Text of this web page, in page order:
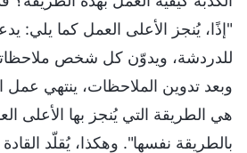
"إذًا، يُنجز الأعلى العمل كما يلي:
للدردشة، ويدوّن كل شخص
وبعد تدوين الملاحظات، ينتهي عمل
هي الطريقة التي يُنجز بها الأعلى
بالطريقة نفسها". وهكذا، يُقلّد